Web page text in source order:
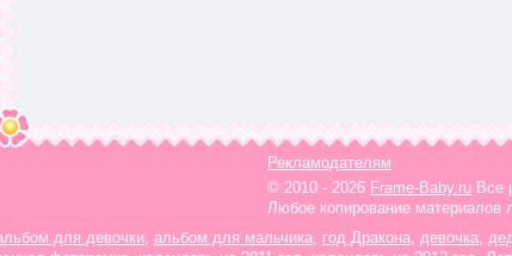
Рекламодателям
© 2010 - 2026 Frame-Baby.ru Все
Любое копирование материалов
для девочки, альбом для мальчика, год Дракона, девочка,